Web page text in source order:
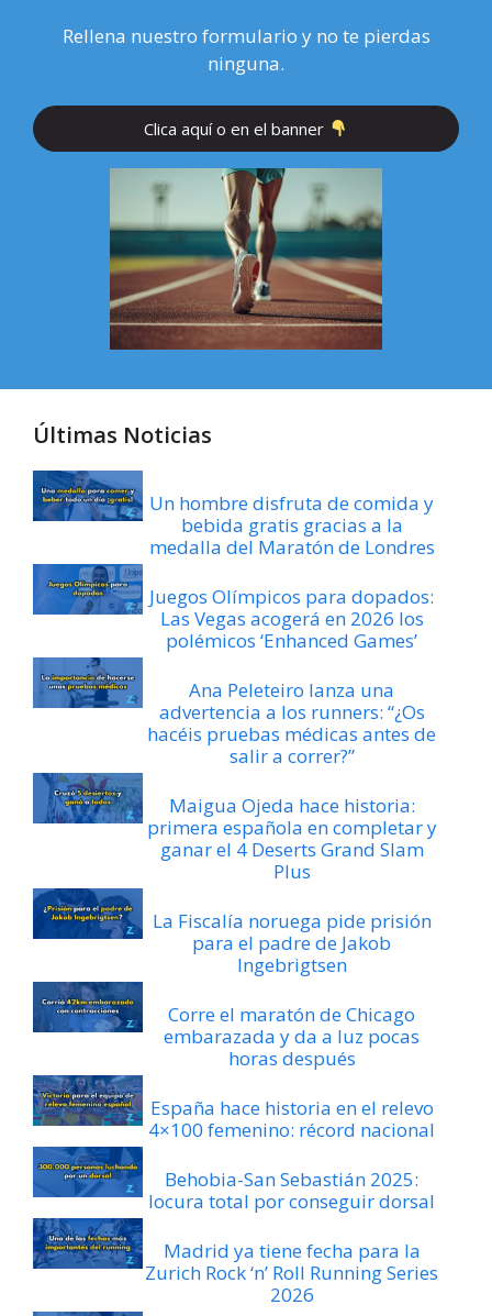
Rellena nuestro formulario y no te pierdas
ninguna.
Clica aquí o en el banner
Últimas Noticias
Un hombre disfruta de comida y
bebida gratis gracias a la
medalla del Maratón de Londres
Juegos Olímpicos para dopados:
Las Vegas acogerá en 2026 los
polémicos ‘Enhanced Games’
Ana Peleteiro lanza una
advertencia a los runners: “¿Os
hacéis pruebas médicas antes de
salir a correr?”
Maigua Ojeda hace historia:
primera española en completar y
ganar el 4 Deserts Grand Slam
Plus
La Fiscalía noruega pide prisión
para el padre de Jakob
Ingebrigtsen
Corre el maratón de Chicago
embarazada y da a luz pocas
horas después
España hace historia en el relevo
4×100 femenino: récord nacional
Behobia-San Sebastián 2025:
locura total por conseguir dorsal
Madrid ya tiene fecha para la
Zurich Rock ‘n’ Roll Running Series
2026